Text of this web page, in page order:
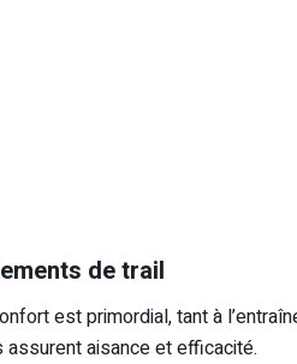
de trail
est primordial, tant à
assurent aisance et efficacité.